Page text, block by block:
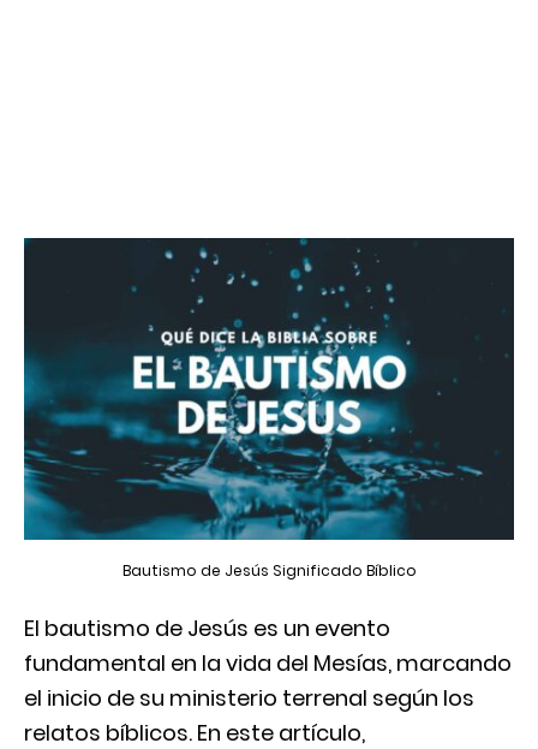
Bautismo de Jesús Significado Bíblico
El bautismo de Jesús es un evento
fundamental en la vida del Mesías, marcando
el inicio de su ministerio terrenal según los
relatos bíblicos. En este artículo,